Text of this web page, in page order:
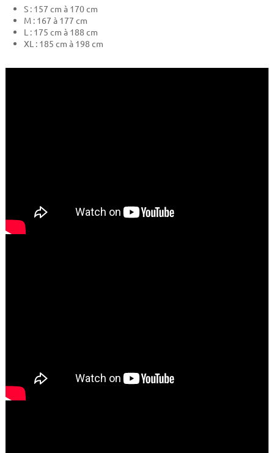
S : 157 cm à 170 cm
M : 167 à 177 cm
L : 175 cm à 188 cm
XL : 185 cm à 198 cm